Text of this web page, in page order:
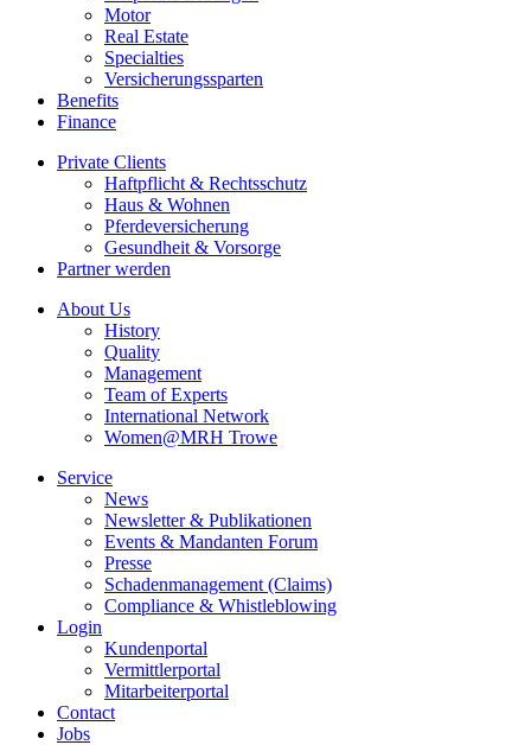
Motor
Real Estate
Specialties
Versicherungssparten
Benefits
Finance
Private Clients
Haftpflicht & Rechtsschutz
Haus & Wohnen
Pferdeversicherung
Gesundheit & Vorsorge
Partner werden
About Us
History
Quality
Management
Team of Experts
International Network
Women@MRH Trowe
Service
News
Newsletter & Publikationen
Events & Mandanten Forum
Presse
Schadenmanagement (Claims)
Compliance & Whistleblowing
Login
Kundenportal
Vermittlerportal
Mitarbeiterportal
Contact
Jobs